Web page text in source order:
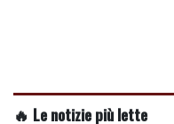
🔥 Le notizie più lette